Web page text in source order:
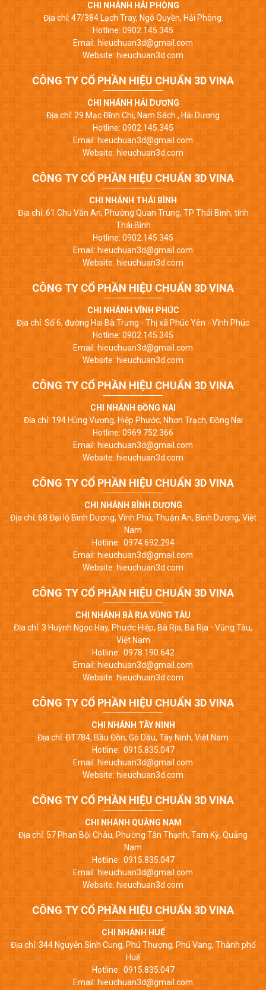
CHI NHÁNH HẢI PHÒNG
Địa chỉ: 47/384 Lạch Tray, Ngô Quyền, Hải Phòng.
Hotline: 0902.145.345
Email: hieuchuan3d@gmail.com
Website: hieuchuan3d.com
CÔNG TY CỔ PHẦN HIỆU CHUẨN 3D VINA
CHI NHÁNH HẢI DƯƠNG
Địa chỉ: 29 Mạc Đĩnh Chi, Nam Sách , Hải Dương
Hotline: 0902.145.345
Email: hieuchuan3d@gmail.com
Website: hieuchuan3d.com
CÔNG TY CỔ PHẦN HIỆU CHUẨN 3D VINA
CHI NHÁNH THÁI BÌNH
Địa chỉ: 61 Chu Văn An, Phường Quan Trung, TP Thái Bình, tỉnh
Thái Bình
Hotline: 0902.145.345
Email: hieuchuan3d@gmail.com
Website: hieuchuan3d.com
CÔNG TY CỔ PHẦN HIỆU CHUẨN 3D VINA
CHI NHÁNH VĨNH PHÚC
Địa chỉ: Số 6, đường Hai Bà Trưng - Thị xã Phúc Yên - Vĩnh Phúc
Hotline: 0902.145.345
Email: hieuchuan3d@gmail.com
Website: hieuchuan3d.com
CÔNG TY CỔ PHẦN HIỆU CHUẨN 3D VINA
CHI NHÁNH ĐỒNG NAI
Địa chỉ: 194 Hùng Vương, Hiệp Phước, Nhơn Trạch, Đồng Nai
Hotline: 0969.752.366
Email: hieuchuan3d@gmail.com
Website: hieuchuan3d.com
CÔNG TY CỔ PHẦN HIỆU CHUẨN 3D VINA
CHI NHÁNH BÌNH DƯƠNG
Địa chỉ: 68 Đại lộ Bình Dương, Vĩnh Phú, Thuận An, Bình Dương, Việt
Nam
Hotline: 0974.692.294
Email: hieuchuan3d@gmail.com
Website: hieuchuan3d.com
CÔNG TY CỔ PHẦN HIỆU CHUẨN 3D VINA
CHI NHÁNH BÀ RỊA VŨNG TÀU
Địa chỉ: 3 Huỳnh Ngọc Hay, Phước Hiệp, Bà Rịa, Bà Rịa - Vũng Tàu,
Việt Nam
Hotline: 0978.190.642
Email: hieuchuan3d@gmail.com
Website: hieuchuan3d.com
CÔNG TY CỔ PHẦN HIỆU CHUẨN 3D VINA
CHI NHÁNH TÂY NINH
Địa chỉ: ĐT784, Bầu Đồn, Gò Dầu, Tây Ninh, Việt Nam
Hotline: 0915.835.047
Email: hieuchuan3d@gmail.com
Website: hieuchuan3d.com
CÔNG TY CỔ PHẦN HIỆU CHUẨN 3D VINA
CHI NHÁNH QUẢNG NAM
Địa chỉ: 57 Phan Bội Châu, Phường Tân Thạnh, Tam Kỳ, Quảng
Nam
Hotline: 0915.835.047
Email: hieuchuan3d@gmail.com
Website: hieuchuan3d.com
CÔNG TY CỔ PHẦN HIỆU CHUẨN 3D VINA
CHI NHÁNH HUẾ
Địa chỉ: 344 Nguyễn Sinh Cung, Phú Thượng, Phú Vang, Thành phố
Huế
Hotline: 0915.835.047
Email: hieuchuan3d@gmail.com